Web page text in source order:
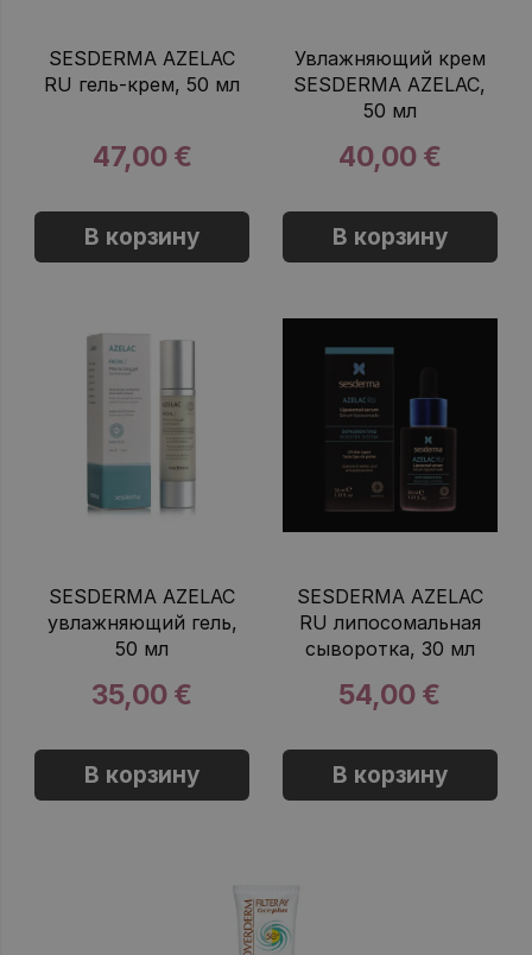
SESDERMA AZELAC
RU гель-крем, 50 мл
47,00 €
В корзину
Увлажняющий крем
SESDERMA AZELAC,
50 мл
40,00 €
В корзину
SESDERMA AZELAC
увлажняющий гель,
50 мл
35,00 €
В корзину
SESDERMA AZELAC
RU липосомальная
сыворотка, 30 мл
54,00 €
В корзину